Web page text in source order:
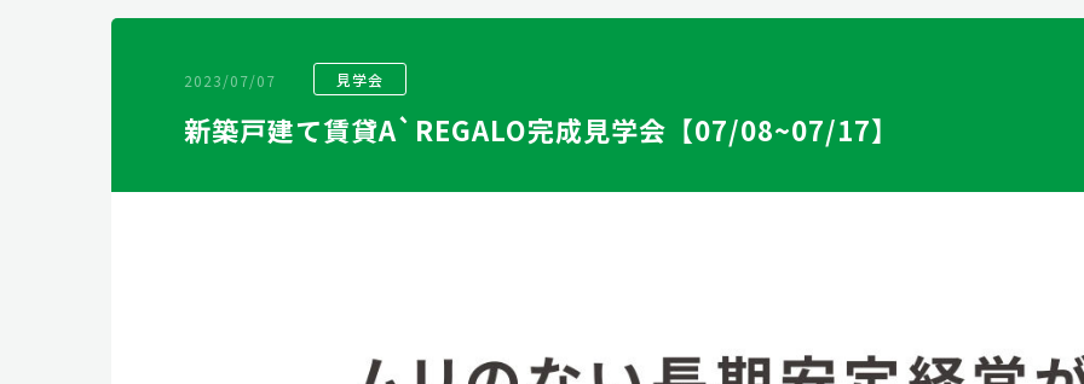
2023/07/07 見学会
新築戸建て賃貸A`REGALO完成見学会【07/08~07/17】